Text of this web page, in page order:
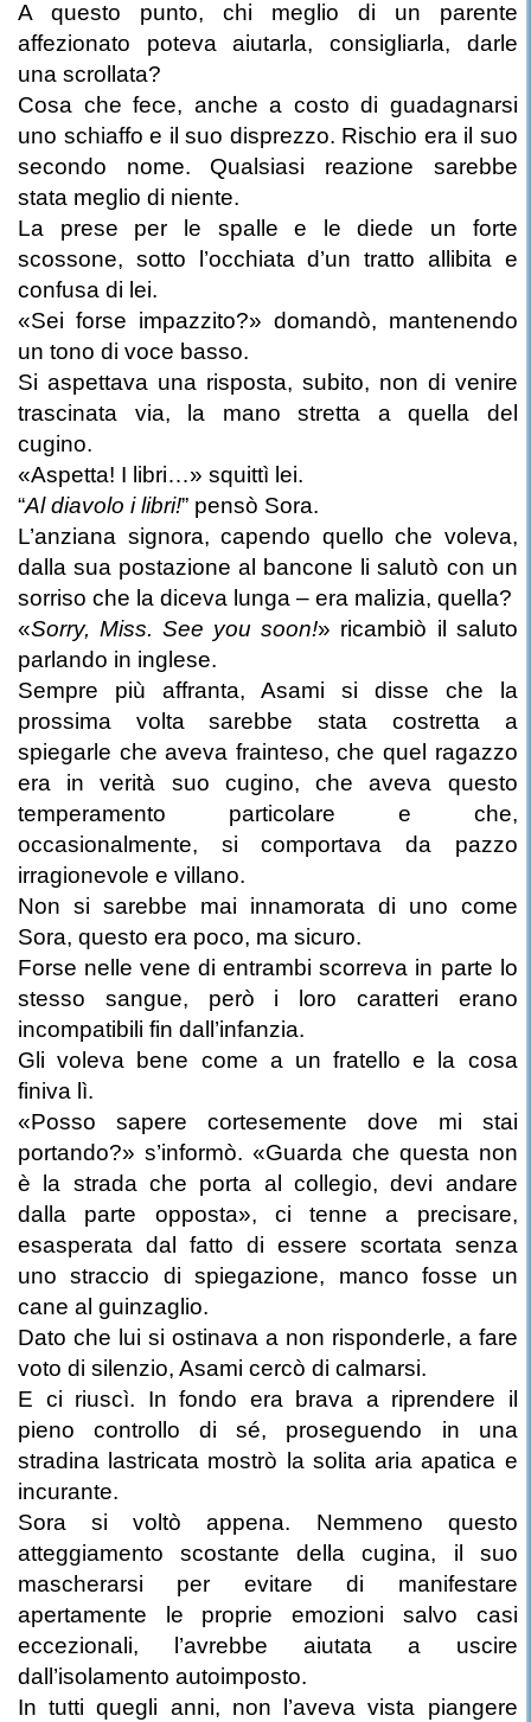
A questo punto, chi meglio di un parente
affezionato poteva aiutarla, consigliarla, darle
una scrollata?
Cosa che fece, anche a costo di guadagnarsi
uno schiaffo e il suo disprezzo. Rischio era il suo
secondo nome. Qualsiasi reazione sarebbe
stata meglio di niente.
La prese per le spalle e le diede un forte
scossone, sotto l’occhiata d’un tratto allibita e
confusa di lei.
«Sei forse impazzito?» domandò, mantenendo
un tono di voce basso.
Si aspettava una risposta, subito, non di venire
trascinata via, la mano stretta a quella del
cugino.
«Aspetta! I libri…» squittì lei.
“Al diavolo i libri!” pensò Sora.
L’anziana signora, capendo quello che voleva,
dalla sua postazione al bancone li salutò con un
sorriso che la diceva lunga – era malizia, quella?
«Sorry, Miss. See you soon!» ricambiò il saluto
parlando in inglese.
Sempre più affranta, Asami si disse che la
prossima volta sarebbe stata costretta a
spiegarle che aveva frainteso, che quel ragazzo
era in verità suo cugino, che aveva questo
temperamento particolare e che,
occasionalmente, si comportava da pazzo
irragionevole e villano.
Non si sarebbe mai innamorata di uno come
Sora, questo era poco, ma sicuro.
Forse nelle vene di entrambi scorreva in parte lo
stesso sangue, però i loro caratteri erano
incompatibili fin dall’infanzia.
Gli voleva bene come a un fratello e la cosa
finiva lì.
«Posso sapere cortesemente dove mi stai
portando?» s’informò. «Guarda che questa non
è la strada che porta al collegio, devi andare
dalla parte opposta», ci tenne a precisare,
esasperata dal fatto di essere scortata senza
uno straccio di spiegazione, manco fosse un
cane al guinzaglio.
Dato che lui si ostinava a non risponderle, a fare
voto di silenzio, Asami cercò di calmarsi.
E ci riuscì. In fondo era brava a riprendere il
pieno controllo di sé, proseguendo in una
stradina lastricata mostrò la solita aria apatica e
incurante.
Sora si voltò appena. Nemmeno questo
atteggiamento scostante della cugina, il suo
mascherarsi per evitare di manifestare
apertamente le proprie emozioni salvo casi
eccezionali, l’avrebbe aiutata a uscire
dall’isolamento autoimposto.
In tutti quegli anni, non l’aveva vista piangere